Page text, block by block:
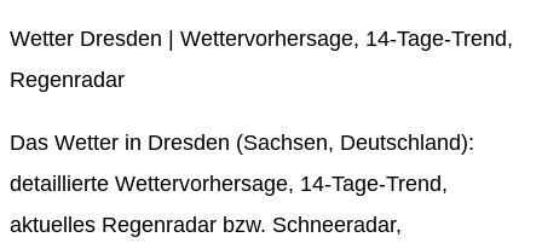
Wetter Dresden | Wettervorhersage, 14-Tage-Trend,
Regenradar
Das Wetter in Dresden (Sachsen, Deutschland):
detaillierte Wettervorhersage, 14-Tage-Trend,
aktuelles Regenradar bzw. Schneeradar,